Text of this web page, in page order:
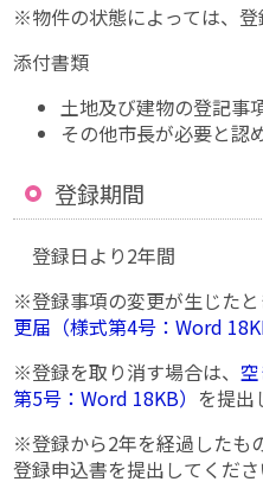
※物件の状態によっては、登
添付書類
土地及び建物の登記事
その他市長が必要と認
登録期間
登録日より2年間
※登録事項の変更が生じた
更届（様式第4号：Word
※登録を取り消す場合は、
第5号：Word 18KB） を提出
※登録から2年を経過したも
登録申込書を提出してくださ